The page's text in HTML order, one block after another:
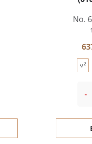
No.
м2
-